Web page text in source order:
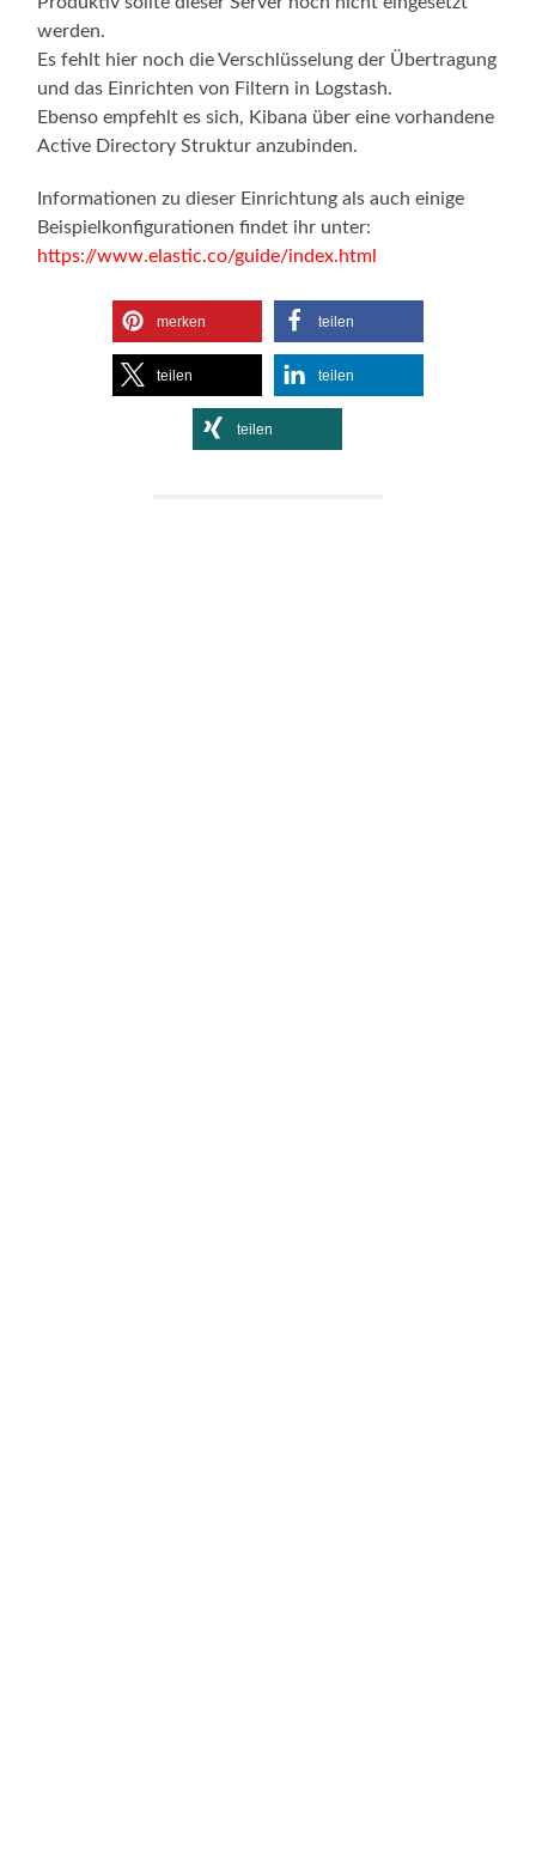
werden.
Es fehlt hier noch die Verschlüsselung der Übertragung
und das Einrichten von Filtern in Logstash.
Ebenso empfehlt es sich, Kibana über eine vorhandene
Active Directory Struktur anzubinden.
Informationen zu dieser Einrichtung als auch einige
Beispielkonfigurationen findet ihr unter:
https://www.elastic.co/guide/index.html
merken teilen
teilen teilen
teilen